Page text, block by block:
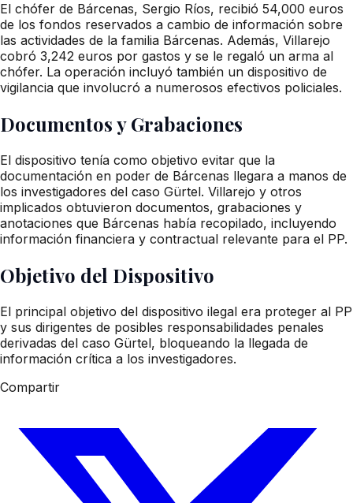
El chófer de Bárcenas, Sergio Ríos, recibió 54,000 euros
de los fondos reservados a cambio de información sobre
las actividades de la familia Bárcenas. Además, Villarejo
cobró 3,242 euros por gastos y se le regaló un arma al
chófer. La operación incluyó también un dispositivo de
vigilancia que involucró a numerosos efectivos policiales.
Documentos y Grabaciones
El dispositivo tenía como objetivo evitar que la
documentación en poder de Bárcenas llegara a manos de
los investigadores del caso Gürtel. Villarejo y otros
implicados obtuvieron documentos, grabaciones y
anotaciones que Bárcenas había recopilado, incluyendo
información financiera y contractual relevante para el PP.
Objetivo del Dispositivo
El principal objetivo del dispositivo ilegal era proteger al PP
y sus dirigentes de posibles responsabilidades penales
derivadas del caso Gürtel, bloqueando la llegada de
información crítica a los investigadores.
Compartir